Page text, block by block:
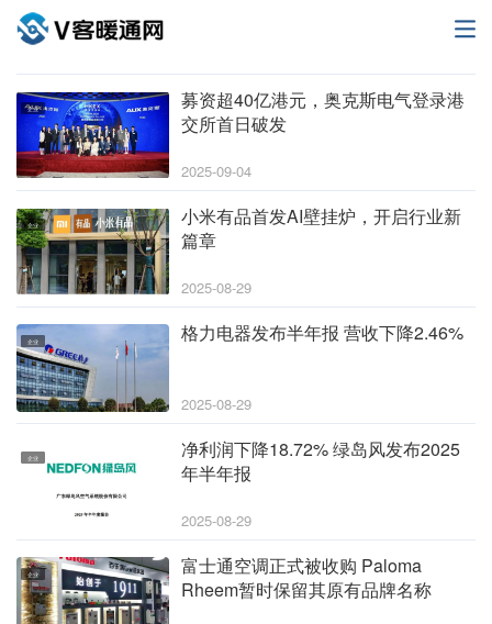
企业
募资超40亿港元，奥克斯电气登录港
交所首日破发
2025-09-04
企业
小米有品首发AI壁挂炉，开启行业新
篇章
2025-08-29
企业 格力电器发布半年报 营收下降2.46%
2025-08-29
企业
净利润下降18.72% 绿岛风发布2025
年半年报
2025-08-29
企业
富士通空调正式被收购 Paloma
Rheem暂时保留其原有品牌名称